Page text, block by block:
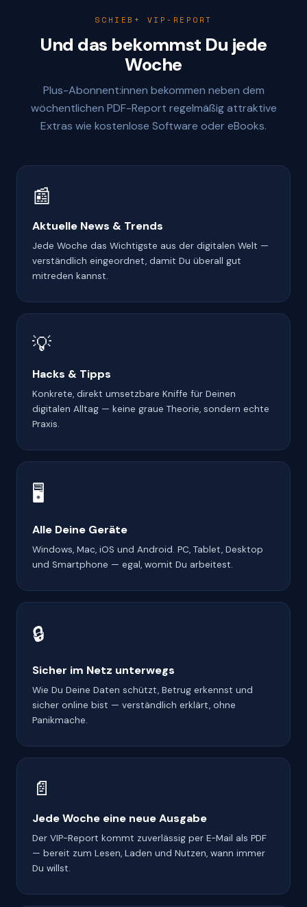
SCHIEB+ VIP-REPORT
Und das bekommst Du jede
Woche
Plus-Abonnent:innen bekommen neben dem
wöchentlichen PDF-Report regelmäßig attraktive
Extras wie kostenlose Software oder eBooks.
📰
Aktuelle News & Trends
Jede Woche das Wichtigste aus der digitalen Welt —
verständlich eingeordnet, damit Du überall gut
mitreden kannst.
💡
Hacks & Tipps
Konkrete, direkt umsetzbare Kniffe für Deinen
digitalen Alltag — keine graue Theorie, sondern echte
Praxis.
🖥️
Alle Deine Geräte
Windows, Mac, iOS und Android. PC, Tablet, Desktop
und Smartphone — egal, womit Du arbeitest.
🔒
Sicher im Netz unterwegs
Wie Du Deine Daten schützt, Betrug erkennst und
sicher online bist — verständlich erklärt, ohne
Panikmache.
📄
Jede Woche eine neue Ausgabe
Der VIP-Report kommt zuverlässig per E-Mail als PDF
— bereit zum Lesen, Laden und Nutzen, wann immer
Du willst.